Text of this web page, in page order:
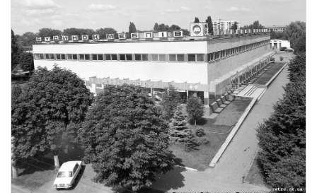
Donate 💸
Support Ukraine ❤
Share this widget 📌